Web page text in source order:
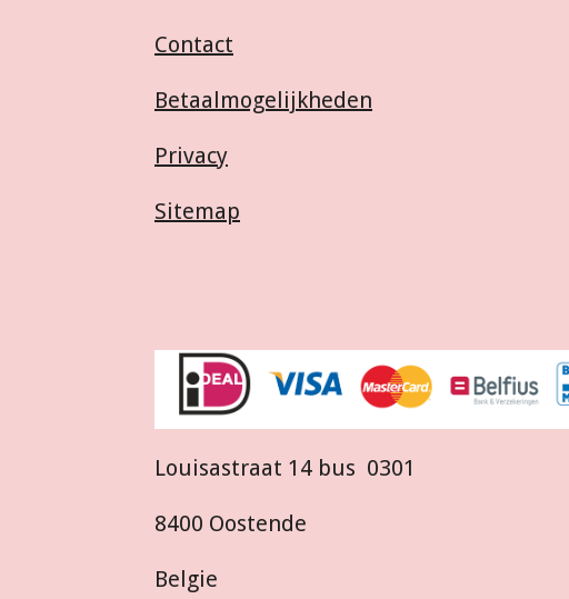
Contact
Betaalmogelijkheden
Privacy
Sitemap
Louisastraat 14 bus 0301
8400 Oostende
Belgie